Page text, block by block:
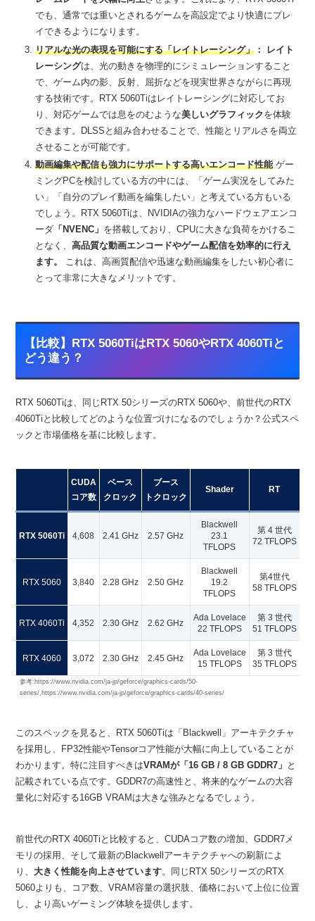
でも、通常では重いとされるゲームを高設定でより快適にプレ
イできるようになります。
リアルな光の表現を可能にする「レイトレーシング」 ：
レイト
レーシングは、光の動きを物理的にシミュレーションすること
で、ゲーム内の影、反射、屈折などを現実世界さながらに再現
する技術です。RTX 5060Tiはレイトレーシングに対応してお
り、対応ゲームでは息をのむような美しいグラフィックを体験
できます。DLSSと組み合わせることで、性能とリアルさを両立
させることが可能です。
動画編集や配信も強力にサポートする高いエンコード性能 ゲー
ミングPCを検討している方の中には、「ゲーム実況をしてみた
い」「自分のプレイ動画を編集したい」と考えている方もいる
でしょう。RTX 5060Tiは、NVIDIAの強力なハードウェアエンコ
ーダ 「NVENC」 を搭載しており、CPUに大きな負荷をかけるこ
となく、高品質な動画エンコードやゲーム配信を効率的に行え
ます。
これは、高画質配信や迅速な動画編集をしたい初心者に
とって非常に大きなメリットです。
【比較】RTX 5060TiはRTX 5060やRTX 4060Tiと
どう違う？
RTX 5060Tiは、同じRTX 50シリーズのRTX 5060や、前世代のRTX
4060Tiと比較してどのような位置づけになるのでしょうか？公式スペ
ックと市場価格を基に比較します。
CUDA
コア数
ベース
クロック
ブース
トクロック
Shader RT
RTX 5060Ti 4,608 2.41 GHz 2.57 GHz
Blackwell
23.1
TFLOPS
第 4 世代
72 TFLOPS
RTX 5060 3,840 2.28 GHz 2.50 GHz
Blackwell
19.2
TFLOPS
第4世代
58 TFLOPS
RTX 4060Ti 4,352 2.30 GHz 2.62 GHz
Ada Lovelace
22 TFLOPS
第 3 世代
51 TFLOPS
RTX 4060 3,072 2.30 GHz 2.45 GHz
Ada Lovelace
15 TFLOPS
第 3 世代
35 TFLOPS
参考:https://www.nvidia.com/ja-jp/geforce/graphics-cards/50-
series/,https://www.nvidia.com/ja-jp/geforce/graphics-cards/40-series/
このスペックを見ると、RTX 5060Tiは「Blackwell」アーキテクチャ
を採用し、FP32性能やTensorコア性能が大幅に向上していることが
わかります。特に注目すべきはVRAMが「16 GB / 8 GB GDDR7」 と
記載されている点です。GDDR7の高速性と、将来的なゲームの大容
量化に対応する16GB VRAMは大きな強みとなるでしょう。
前世代のRTX 4060Tiと比較すると、CUDAコア数の増加、GDDR7メ
モリの採用、そして最新のBlackwellアーキテクチャへの刷新によ
り、 大きく性能を向上させています。同じRTX 50シリーズのRTX
5060よりも、コア数、VRAM容量の選択肢、価格において上位に位置
し、より高いゲーミング体験を提供します。